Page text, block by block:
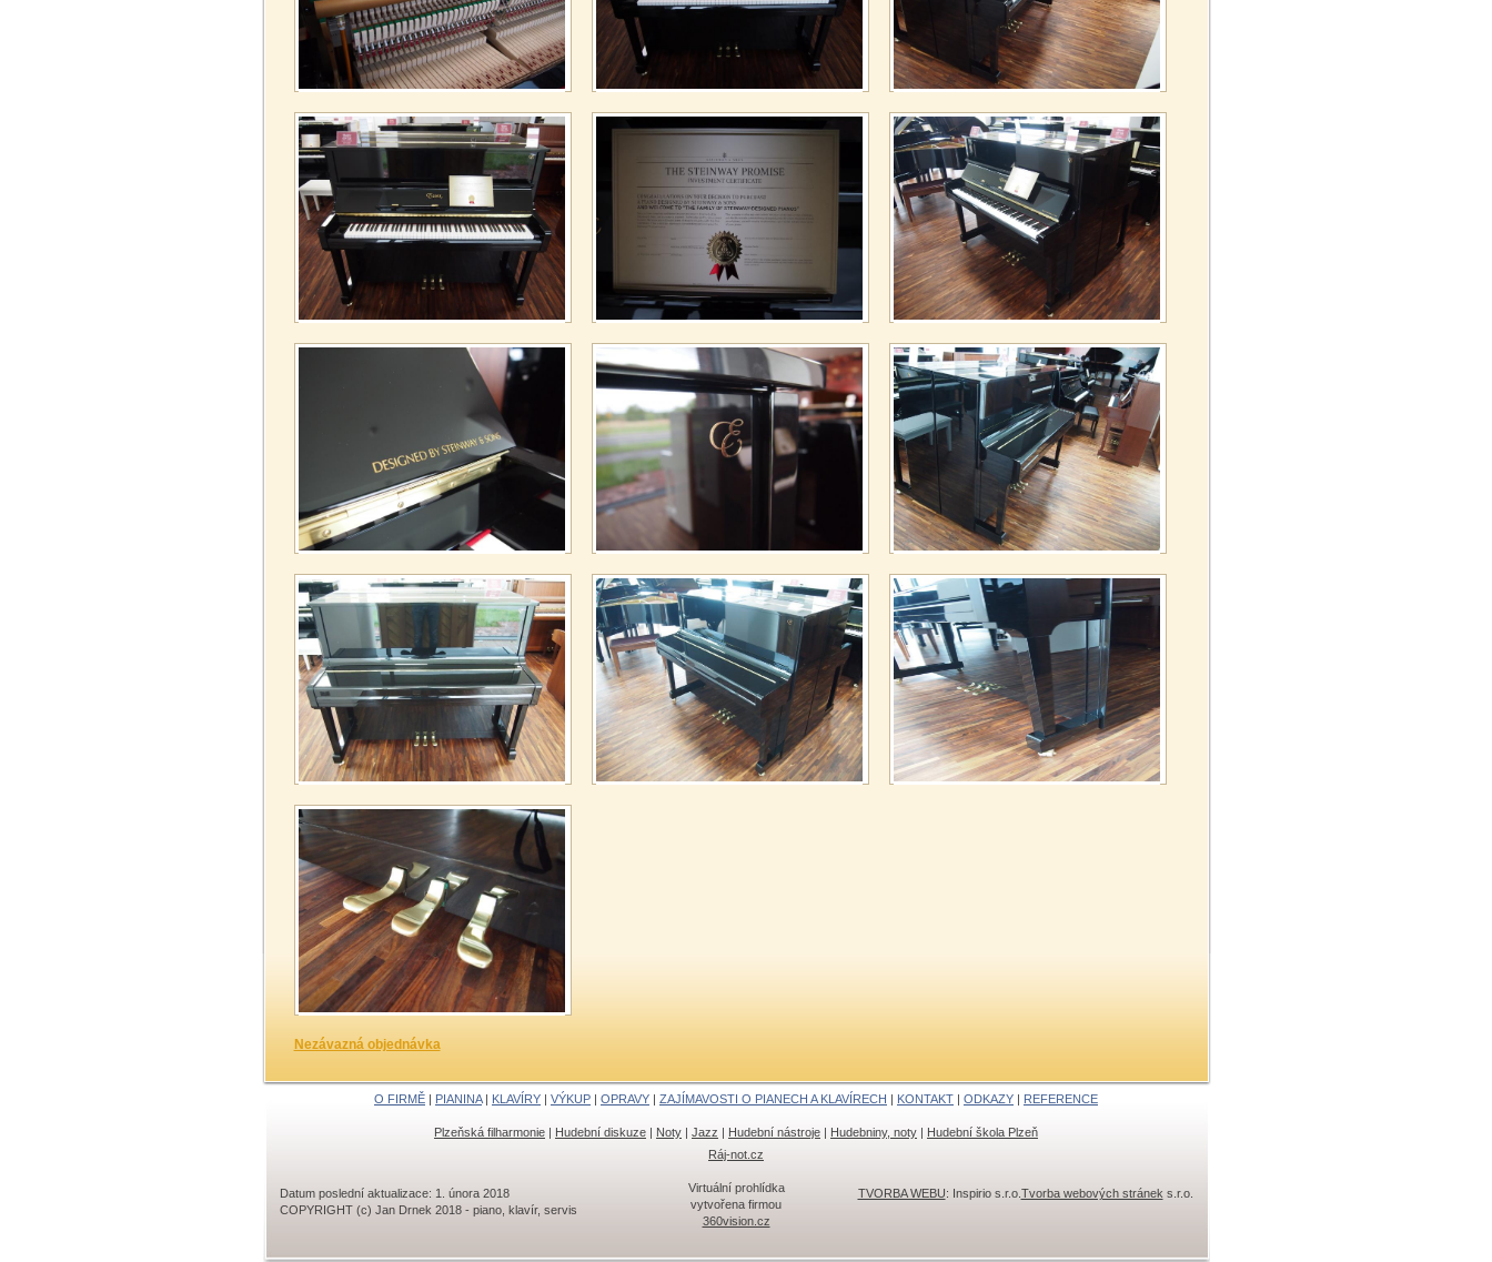
Nezávazná objednávka
O FIRMĚ | PIANINA| KLAVÍRY | VÝKUP | OPRAVY | ZAJÍMAVOSTI O PIANECH A KLAVÍRECH | KONTAKT | ODKAZY | REFERENCE
Plzeňská filharmonie | Hudební diskuze | Noty | Jazz | Hudební nástroje | Hudebniny, noty | Hudební škola Plzeň
Ráj-not.cz
Datum poslední aktualizace: 1. února 2018
COPYRIGHT (c) Jan Drnek 2018 - piano, klavír, servis
TVORBA WEBU: Inspirio s.r.o. Tvorba webových stránek s.r.o.
Virtuální prohlídka
vytvořena firmou
360vision.cz